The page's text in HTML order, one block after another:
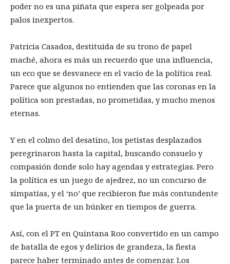
poder no es una piñata que espera ser golpeada por
palos inexpertos.
Patricia Casados, destituida de su trono de papel
maché, ahora es más un recuerdo que una influencia,
un eco que se desvanece en el vacío de la política real.
Parece que algunos no entienden que las coronas en la
política son prestadas, no prometidas, y mucho menos
eternas.
Y en el colmo del desatino, los petistas desplazados
peregrinaron hasta la capital, buscando consuelo y
compasión donde solo hay agendas y estrategias. Pero
la política es un juego de ajedrez, no un concurso de
simpatías, y el ‘no’ que recibieron fue más contundente
que la puerta de un búnker en tiempos de guerra.
Así, con el PT en Quintana Roo convertido en un campo
de batalla de egos y delirios de grandeza, la fiesta
parece haber terminado antes de comenzar. Los